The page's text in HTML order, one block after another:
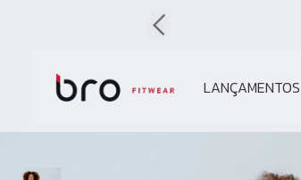
LANÇAMENTOS